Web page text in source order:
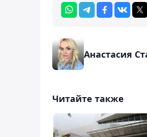
Анастасия
Читайте также